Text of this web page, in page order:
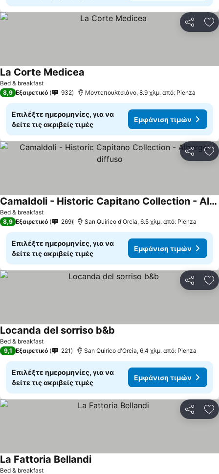
Bed & breakfast
La Corte Medicea
8,9 Εξαιρετικό 932 Μοντεπουλτσιάνο, 8.9 χλμ. από: Pienza
Επιλέξτε ημερομηνίες, για να
δείτε τις ακριβείς τιμές
Εμφάνιση τιμών
Bed & breakfast
Camaldoli - Historic Capitano Collection - Albergo diffuso
8,9 Εξαιρετικό 269 San Quirico d'Orcia, 6.5 χλμ. από: Pienza
Επιλέξτε ημερομηνίες, για να
δείτε τις ακριβείς τιμές
Εμφάνιση τιμών
Bed & breakfast
Locanda del sorriso b&b
9,1 Εξαιρετικό 221 San Quirico d'Orcia, 6.4 χλμ. από: Pienza
Επιλέξτε ημερομηνίες, για να
δείτε τις ακριβείς τιμές
Εμφάνιση τιμών
Bed & breakfast
La Fattoria Bellandi